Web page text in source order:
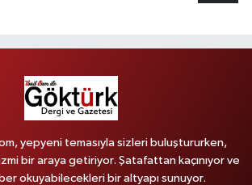
yepyeni temasıyla sizleri buluştururken,
bir araya getiriyor. Şatafattan kaçınıyor ve
okuyabilecekleri bir altyapı sunuyor.